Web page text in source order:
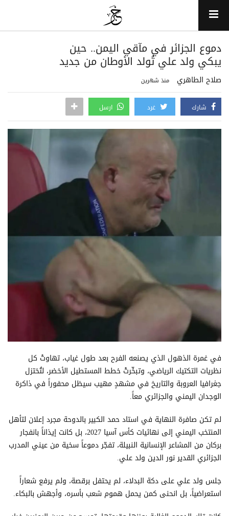
دموع الجزائر في مآقي اليمن.. حين
يبكي ولد علي تُولد الأوطان من جديد
صلاح الطاهري منذ شهرين
شارك غرد ارسل
في غمرة الذهول الذي يصنعه الفرح بعد طول غياب، تهاوتْ كل
نظريات التكتيك الرياضي، وتبخّرتْ خطط المستطيل الأخضر، لتُختزل
جغرافيا العروبة والتاريخ في مشهدٍ مهيب سيظل محفوراً في ذاكرة
الوجدان اليمني والجزائري معاً.
لم تكن صافرة النهاية في استاد حمد الكبير بالدوحة مجرد إعلان لتأهل
المنتخب اليمني إلى نهائيات كأس آسيا 2027، بل كانت إيذاناً بانفجار
بركان من المشاعر الإنسانية النبيلة، تفجّر دموعاً سخية من عيني المدرب
الجزائري القدير نور الدين ولد علي.
جلس ولد علي على دكة البدلاء، لم يحتفل برقصة، ولم يرفع شعاراً
استعراضياً، بل انحنى كمن يحمل هموم شعب بأسره، وأجهش بالبكاء.